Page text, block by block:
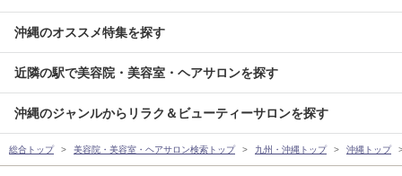
沖縄のオススメ特集を探す
近隣の駅で美容院・美容室・ヘアサロンを探す
沖縄のジャンルからリラク＆ビューティーサロンを探す
総合トップ 美容院・美容室・ヘアサロン検索トップ 九州・沖縄トップ 沖縄トップ